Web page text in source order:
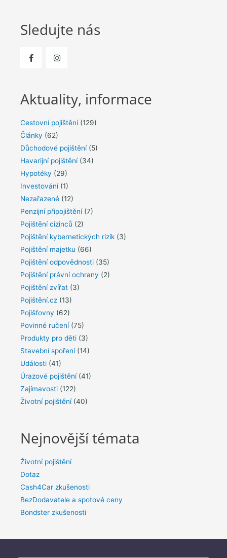
Sledujte nás
Aktuality, informace
Cestovní pojištění(129)
Články (62)
Důchodové pojištění(5)
Havarijní pojištění(34)
Hypotéky (29)
Investování(1)
Nezařazené (12)
Penzijní připojištění(7)
Pojištění cizinců (2)
Pojištění kybernetických rizik (3)
Pojištění majetku (66)
Pojištění odpovědnosti (35)
Pojištění právní ochrany (2)
Pojištění zvířat (3)
Pojištění.cz (13)
Pojišťovny (62)
Povinné ručení(75)
Produkty pro děti (3)
Stavební spoření(14)
Události (41)
Úrazové pojištění(41)
Zajímavosti (122)
Životní pojištění(40)
Nejnovější témata
Životní pojištění
Dotaz
Cash4Car zkušenosti
BezDodavatele a spotové ceny
Bondster zkušenosti